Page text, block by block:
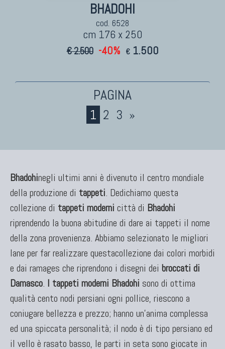
BHADOHI
cod. 6528
cm 176 x 250
€ 2.500 -40% € 1.500
1 2 3 »
Bhadohinegli ultimi anni è divenuto il centro mondiale
della produzione di tappeti. Dedichiamo questa
collezione di tappeti moderni città di Bhadohi
riprendendo la buona abitudine di dare ai tappeti il nome
della zona provenienza. Abbiamo selezionato le migliori
lane per far realizzare questacollezione dai colori morbidi
e dai ramages che riprendono i disegni dei broccati di
Damasco. I tappeti moderni Bhadohi sono di ottima
qualità cento nodi persiani ogni pollice, riescono a
coniugare bellezza e prezzo; hanno un'anima complessa
ed una spiccata personalità; il nodo è di tipo persiano ed
il vello è rasato basso, le parti in seta sono giocate in